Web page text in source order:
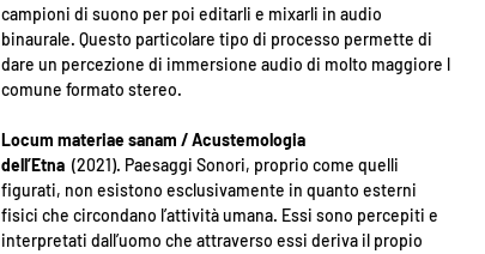
campioni di suono per poi editarli e mixarli in audio
binaurale. Questo particolare tipo di processo permette di
dare un percezione di immersione audio di molto maggiore l
comune formato stereo.
Locum materiae sanam / Acustemologia
dell’Etna (2021). Paesaggi Sonori, proprio come quelli
figurati, non esistono esclusivamente in quanto esterni
fisici che circondano l’attività umana. Essi sono percepiti e
interpretati dall’uomo che attraverso essi deriva il propio